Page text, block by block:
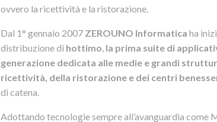
ovvero la ricettività e la ristorazione.
Dal 1° gennaio 2007 ZEROUNO Informatica ha
distribuzione di hottimo la prima suite di
generazione dedicata alle medie e grandi
ricettività, della ristorazione e dei centri
di catena.
Adottando tecnologie sempre all’avanguardia come